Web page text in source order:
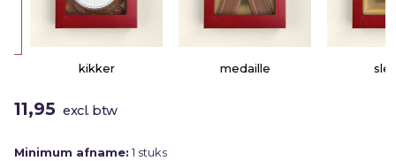
kikker medaille
11,95 excl. btw
Minimum afname: 1 stuks